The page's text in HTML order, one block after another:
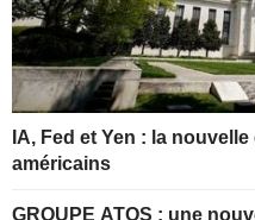
IA, Fed et Yen : la
américains
GROUPE ATOS : une nouvelle année à